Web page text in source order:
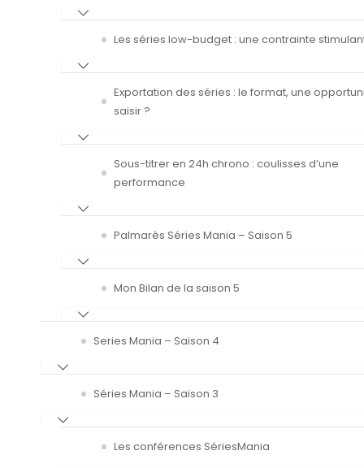
Les séries low-budget : une contrainte
Exportation des séries : le format, une
saisir ?
Sous-titrer en 24h chrono : coulisses d’une
performance
Palmarès Séries Mania – Saison 5
Mon Bilan de la saison 5
Series Mania – Saison 4
Séries Mania – Saison 3
Les conférences SériesMania